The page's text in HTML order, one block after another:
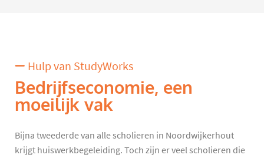
Hulp van StudyWorks
Bedrijfseconomie, een
moeilijk vak
Bijna tweederde van alle scholieren in Noordwijkerhout
krijgt huiswerkbegeleiding. Toch zijn er veel scholieren die